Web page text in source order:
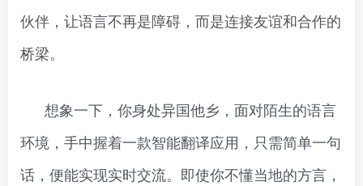
伙伴，让语言不再是障碍，而是连接友谊和合作的
桥梁。
想象一下，你身处异国他乡，面对陌生的语言
环境，手中握着一款智能翻译应用，只需简单一句
话，便能实现实时交流。即使你不懂当地的方言，